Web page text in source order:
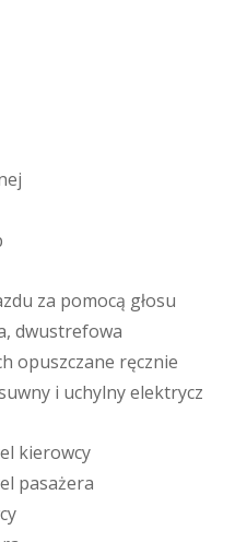
ej
zdu za pomocą głosu
, dwustrefowa
h opuszczane ręcznie
uwny i uchylnyelektrycz
el kierowcy
el pasażera
cy